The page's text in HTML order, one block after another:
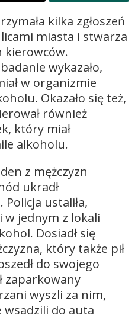
kilka zgłoszeń
miasta i stwarza
kierowców.
wykazało,
w organizmie
Okazało się też,
również
który miał
alkoholu.
z mężczyzn
ukradł
ustaliła,
w jednym z lokali
Dosiadł się
który także pił
do swojego
zaparkowany
wyszli za nim,
do auta